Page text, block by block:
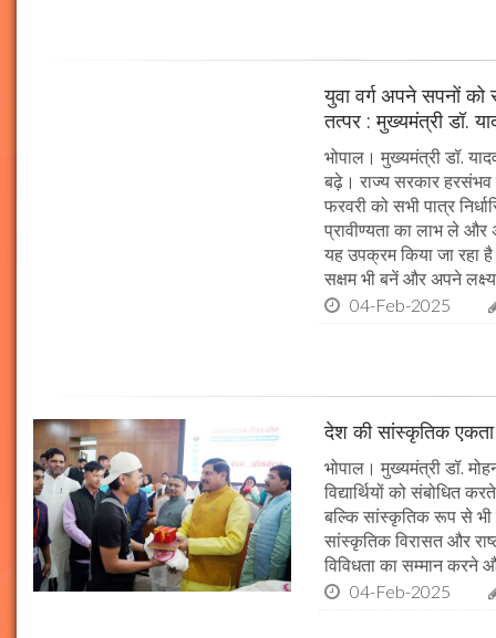
युवा वर्ग अपने सपनों
तत्पर : मुख्यमंत्री डॉ.
भोपाल। मुख्यमंत्री डॉ.
बढ़े। राज्य सरकार
फरवरी को सभी पात्र
प्रावीण्यता का लाभ ले और
यह उपक्रम किया जा रहा
सक्षम भी बनें और अपने
04-Feb-2025
देश की सांस्कृतिक
भोपाल। मुख्यमंत्री डॉ.
विद्यार्थियों को संबोधित
बल्कि सांस्कृतिक रूप से भी
सांस्कृतिक विरासत और
विविधता का सम्मान
04-Feb-2025